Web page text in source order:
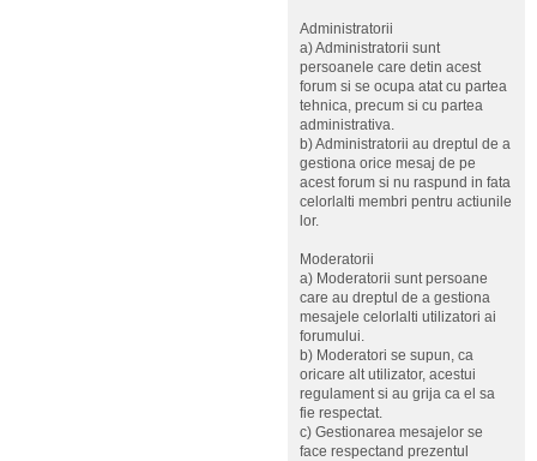
Administratorii
a) Administratorii sunt
persoanele care detin acest
forum si se ocupa atat cu partea
tehnica, precum si cu partea
administrativa.
b) Administratorii au dreptul de a
gestiona orice mesaj de pe
acest forum si nu raspund in fata
celorlalti membri pentru actiunile
lor.
Moderatorii
a) Moderatorii sunt persoane
care au dreptul de a gestiona
mesajele celorlalti utilizatori ai
forumului.
b) Moderatori se supun, ca
oricare alt utilizator, acestui
regulament si au grija ca el sa
fie respectat.
c) Gestionarea mesajelor se
face respectand prezentul